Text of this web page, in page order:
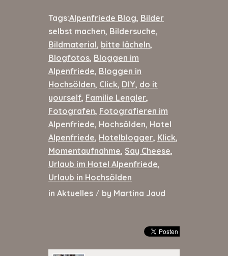
Tags:Alpenfriede Blog, Bilder
selbst machen, Bildersuche,
Bildmaterial, bitte lächeln,
Blogfotos, Bloggen im
Alpenfriede, Bloggen in
Hochsölden, Click, DIY, do it
yourself, Familie Lengler,
Fotografen, Fotografieren im
Alpenfriede, Hochsölden, Hotel
Alpenfriede, Hotelblogger, Klick,
Momentaufnahme, Say Cheese,
Urlaub im Hotel Alpenfriede,
Urlaub in Hochsölden
in Aktuelles / by Martina Jaud